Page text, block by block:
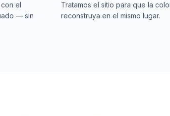
el
— sin
Tratamos el sitio para que la
reconstruya en el mismo lugar.